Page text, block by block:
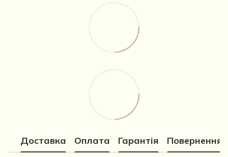
Доставка Оплата Гарантія Повернення